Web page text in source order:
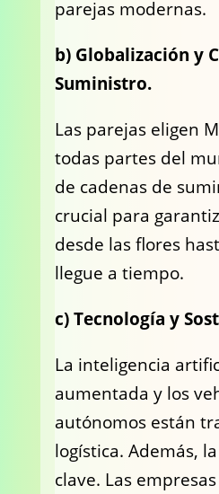
parejas modernas.
b) Globalización y
Suministro.
Las parejas eligen
todas partes del
de cadenas de
crucial para
desde las flores
llegue a tiempo.
c) Tecnología y
La inteligencia
aumentada y los
autónomos están
logística. Además,
clave. Las